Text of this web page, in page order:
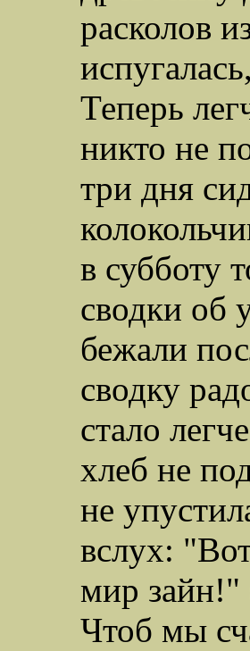
расколов
Теперь
никто не
три дня
в субботу
сводки об
бежали
сводку
стало
хлеб не
не
вслух:
мир зайн!"
Чтоб мы